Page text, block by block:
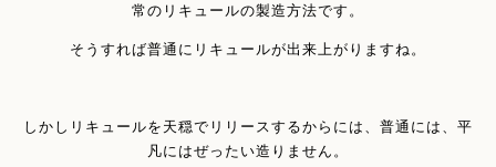
常のリキュールの製造方法です。
そうすれば普通にリキュールが出来上がりますね。
しかしリキュールを天穏でリリースするからには、普通には、平
凡にはぜったい造りません。